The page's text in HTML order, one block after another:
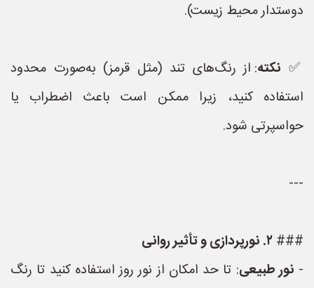
دوستدار محیط زیست).
✅ نکته: از رنگ‌های تند (مثل قرمز) به‌صورت محدود
استفاده کنید، زیرا ممکن است باعث اضطراب یا
حواس‍پرتی شود.
---
### ۲. نورپردازی و تأثیر روانی
- نور طبیعی: تا حد امکان از نور روز استفاده کنید تا رنگ